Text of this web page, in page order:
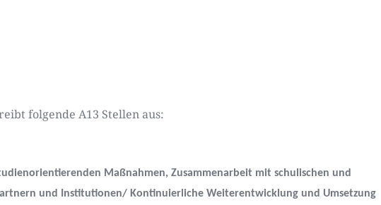
folgende A13 Stellen aus:
Maßnahmen, Zusammenarbeit mit schulischen und
und Institutionen/ Kontinuierliche Weiterentwicklung und Umsetzung